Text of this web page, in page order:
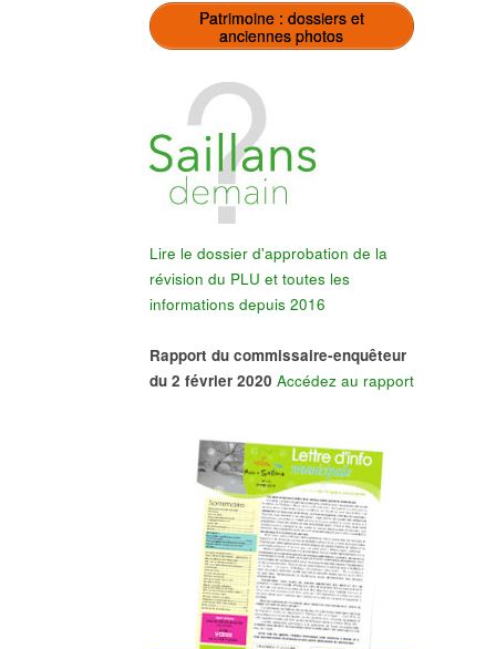
Patrimoine : dossiers et
anciennes photos
Lire le dossier d'approbation de la
révision du PLU et toutes les
informations depuis 2016
Rapport du commissaire-enquêteur
du 2 février 2020 Accédez au rapport